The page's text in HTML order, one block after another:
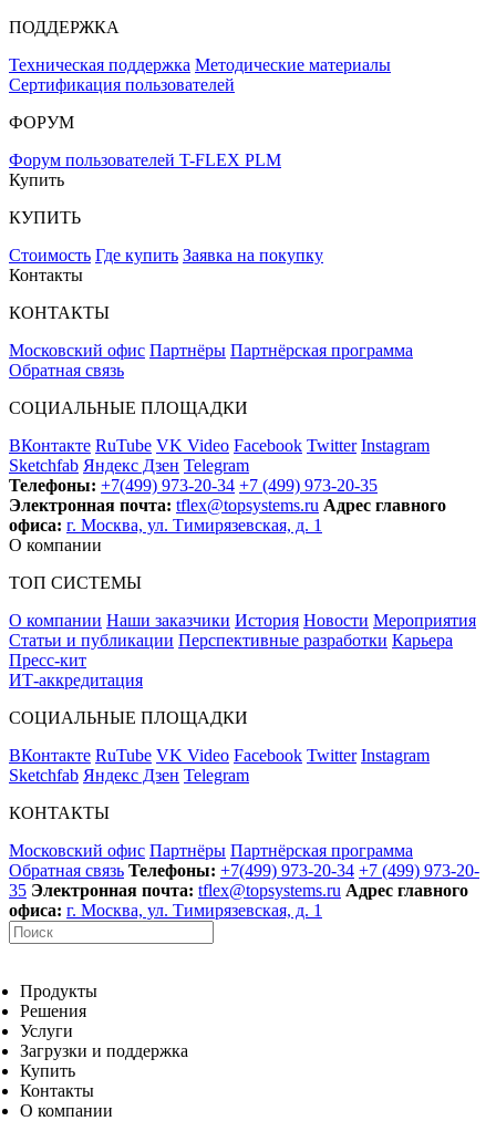
ПОДДЕРЖКА
Техническая поддержка Методические материалы
Сертификация пользователей
ФОРУМ
Форум пользователей T-FLEX PLM
Купить
КУПИТЬ
Стоимость Где купить Заявка на покупку
Контакты
КОНТАКТЫ
Московский офис Партнёры Партнёрская программа
Обратная связь
СОЦИАЛЬНЫЕ ПЛОЩАДКИ
ВКонтакте RuTube VK Video Facebook Twitter Instagram
Sketchfab Яндекс Дзен Telegram
Телефоны: +7(499) 973-20-34 +7 (499) 973-20-35
Электронная почта: tflex@topsystems.ru Адрес главного
офиса: г. Москва, ул. Тимирязевская, д. 1
О компании
ТОП СИСТЕМЫ
О компании Наши заказчики История Новости Мероприятия
Статьи и публикации Перспективные разработки Карьера
Пресс-кит
ИТ-аккредитация
СОЦИАЛЬНЫЕ ПЛОЩАДКИ
ВКонтакте RuTube VK Video Facebook Twitter Instagram
Sketchfab Яндекс Дзен Telegram
КОНТАКТЫ
Московский офис Партнёры Партнёрская программа
Обратная связь Телефоны: +7(499) 973-20-34 +7 (499) 973-20-
35 Электронная почта: tflex@topsystems.ru Адрес главного
офиса: г. Москва, ул. Тимирязевская, д. 1
Продукты
Решения
Услуги
Загрузки и поддержка
Купить
Контакты
О компании